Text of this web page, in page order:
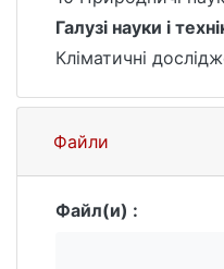
Галузі науки і
Кліматичні
Файли
Файл(и) :